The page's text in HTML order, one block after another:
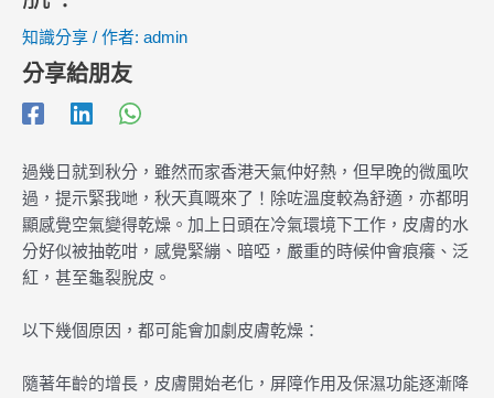
知識分享 / 作者: admin
分享給朋友
過幾日就到秋分，雖然而家香港天氣仲好熱，但早晚的微風吹
過，提示緊我哋，秋天真嘅來了！除咗溫度較為舒適，亦都明
顯感覺空氣變得乾燥。加上日頭在冷氣環境下工作，皮膚的水
分好似被抽乾咁，感覺緊繃、暗啞，嚴重的時候仲會痕癢、泛
紅，甚至龜裂脫皮。
以下幾個原因，都可能會加劇皮膚乾燥：
隨著年齡的增長，皮膚開始老化，屏障作用及保濕功能逐漸降